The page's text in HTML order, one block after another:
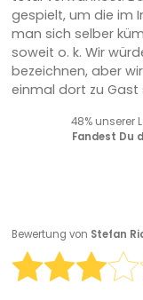
gespielt, um die im
man sich selber
soweit o. k. Wir
bezeichnen, aber
einmal dort zu Gast
48% unserer
Fandest Du
Bewertung von Stefan